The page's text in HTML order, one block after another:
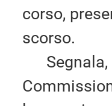
corso,
scorso.
Segnala,